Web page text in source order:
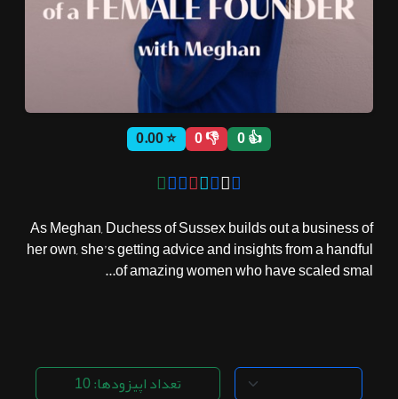
اشتراک‌ها
👍 0
👎 0
⭐ 0.00
As Meghan, Duchess of Sussex builds out a business of
her own, she’s getting advice and insights from a handful
of amazing women who have scaled smal...
تعداد اپیزودها: 10